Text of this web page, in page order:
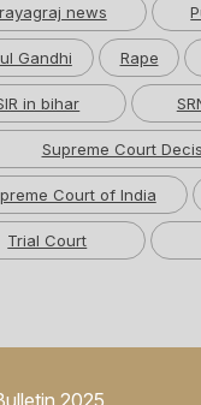
news
Gandhi Rape
in bihar
Supreme Court
Court of India
Trial Court
2025